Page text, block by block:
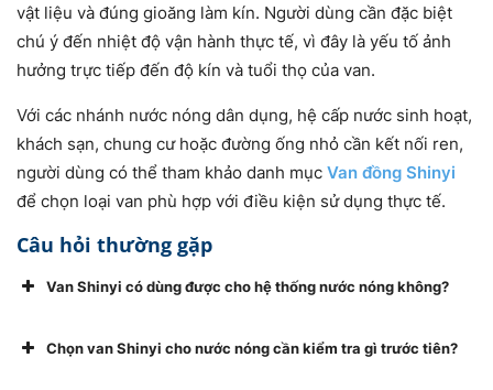
vật liệu và đúng gioăng làm kín. Người dùng cần đặc biệt
chú ý đến nhiệt độ vận hành thực tế, vì đây là yếu tố ảnh
hưởng trực tiếp đến độ kín và tuổi thọ của van.
Với các nhánh nước nóng dân dụng, hệ cấp nước sinh hoạt,
khách sạn, chung cư hoặc đường ống nhỏ cần kết nối ren,
người dùng có thể tham khảo danh mục Van đồng Shinyi
để chọn loại van phù hợp với điều kiện sử dụng thực tế.
Câu hỏi thường gặp
Van Shinyi có dùng được cho hệ thống nước nóng không?
Chọn van Shinyi cho nước nóng cần kiểm tra gì trước tiên?